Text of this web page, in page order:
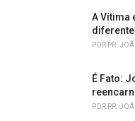
A Vítima
POR PR.
É Fato:
POR PR.